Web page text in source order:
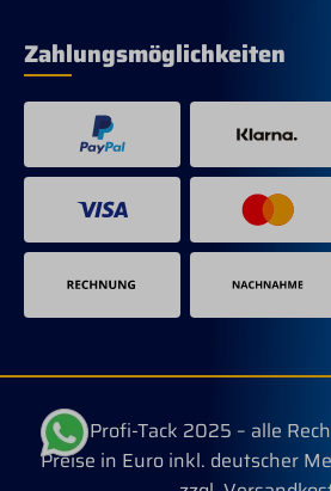
Zahlungsmöglichkeiten
© Profi-Tack 2025 – alle
Preise in Euro inkl. deutscher